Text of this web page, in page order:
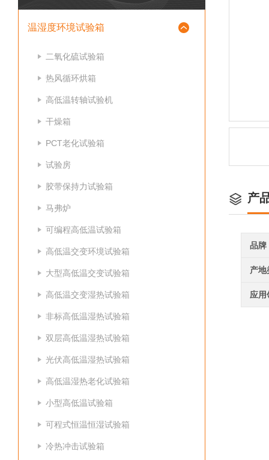
温湿度环境试验箱
二氧化硫试验箱
热风循环烘箱
高低温转轴试验机
干燥箱
PCT老化试验箱
试验房
胶带保持力试验箱
马弗炉
可编程高低温试验箱
高低温交变环境试验箱
大型高低温交变试验箱
高低温交变湿热试验箱
非标高低温湿热试验箱
双层高低温湿热试验箱
光伏高低温湿热试验箱
高低温湿热老化试验箱
小型高低温试验箱
可程式恒温恒湿试验箱
冷热冲击试验箱
产
品牌
产地
应用